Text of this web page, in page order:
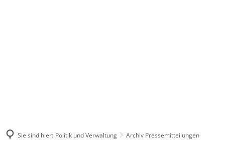
Sie sind hier: Politik und Verwaltung
Archiv Pressemitteilungen